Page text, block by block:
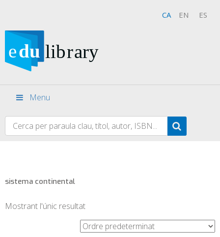
CA EN ES
Menu
sistema continental
Mostrant l'únic resultat